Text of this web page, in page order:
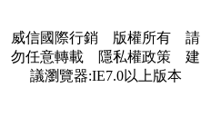
威信國際行銷 版權所有 請
勿任意轉載 隱私權政策 建
議瀏覽器:IE7.0以上版本